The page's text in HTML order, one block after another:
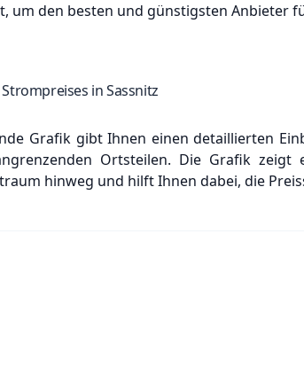
um den besten und günstigsten Anbieter
in Sassnitz
Grafik gibt Ihnen einen detaillierten
Ortsteilen. Die Grafik
hinweg und hilft Ihnen dabei, die